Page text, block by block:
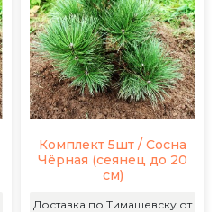
Комплект 5шт / Сосна
Чёрная (сеянец до 20
см)
Доставка по Тимашевску от